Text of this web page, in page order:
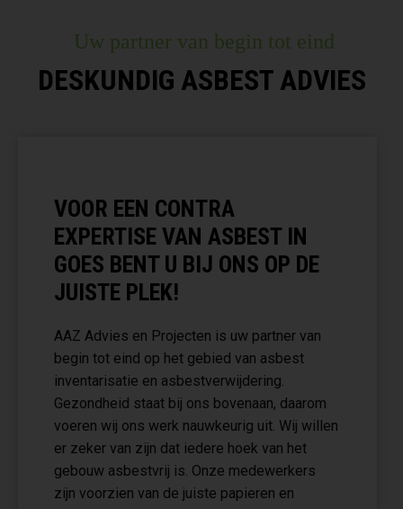
Uw partner van begin tot eind
DESKUNDIG ASBEST ADVIES
VOOR EEN CONTRA
EXPERTISE VAN ASBEST IN
GOES BENT U BIJ ONS OP DE
JUISTE PLEK!
AAZ Advies en Projecten is uw partner van
begin tot eind op het gebied van asbest
inventarisatie en asbestverwijdering.
Gezondheid staat bij ons bovenaan, daarom
voeren wij ons werk nauwkeurig uit. Wij willen
er zeker van zijn dat iedere hoek van het
gebouw asbestvrij is. Onze medewerkers
zijn voorzien van de juiste papieren en